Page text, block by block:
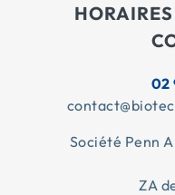
02
Société Penn
ZA